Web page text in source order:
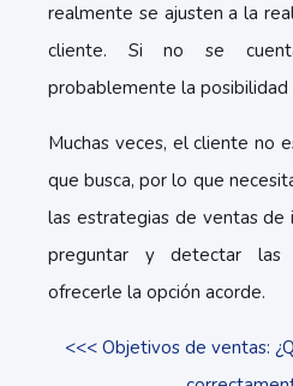
realmente se ajusten a la
cliente. Si no se
probablemente la posibilidad
Muchas veces, el cliente no
que busca, por lo que
las estrategias de ventas de
preguntar y detectar las
ofrecerle la opción acorde.
<<< Objetivos de ventas: